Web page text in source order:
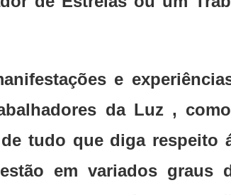
e
da Luz ,
tudo que diga respeito
em variados graus